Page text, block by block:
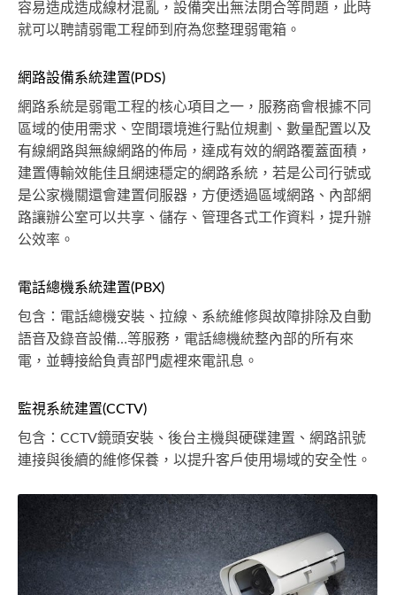
容易造成造成線材混亂，設備突出無法閉合等問題，此時
就可以聘請弱電工程師到府為您整理弱電箱。
網路設備系統建置(PDS)
網路系統是弱電工程的核心項目之一，服務商會根據不同
區域的使用需求、空間環境進行點位規劃、數量配置以及
有線網路與無線網路的佈局，達成有效的網路覆蓋面積，
建置傳輸效能佳且網速穩定的網路系統，若是公司行號或
是公家機關還會建置伺服器，方便透過區域網路、內部網
路讓辦公室可以共享、儲存、管理各式工作資料，提升辦
公效率。
電話總機系統建置(PBX)
包含：電話總機安裝、拉線、系統維修與故障排除及自動
語音及錄音設備…等服務，電話總機統整內部的所有來
電，並轉接給負責部門處裡來電訊息。
監視系統建置(CCTV)
包含：CCTV鏡頭安裝、後台主機與硬碟建置、網路訊號
連接與後續的維修保養，以提升客戶使用場域的安全性。